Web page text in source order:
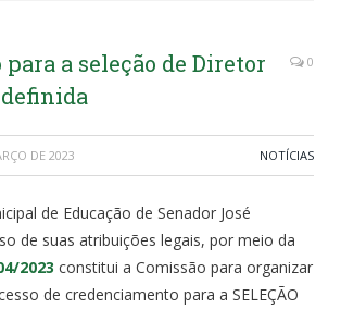
para a seleção de Diretor
0
DE 2023 NOTÍCIAS
de Educação de Senador José
de suas atribuições legais, por meio da
2023 constitui a Comissão para organizar
de credenciamento para a SELEÇÃO